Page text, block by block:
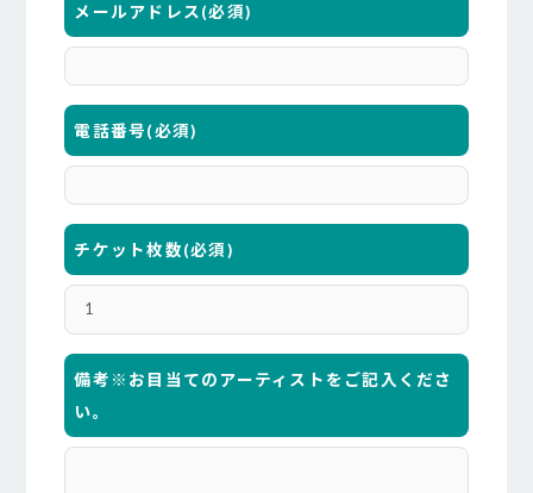
メールアドレス(必須)
電話番号(必須)
チケット枚数(必須)
備考※お目当てのアーティストをご記入くださ
い。